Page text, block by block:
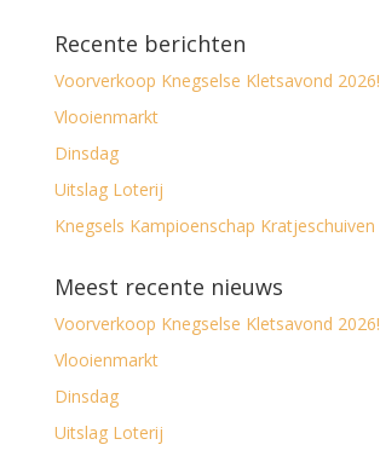
Recente berichten
Voorverkoop Knegselse Kletsavond 2026!
Vlooienmarkt
Dinsdag
Uitslag Loterij
Knegsels Kampioenschap Kratjeschuiven
Meest recente nieuws
Voorverkoop Knegselse Kletsavond 2026!
Vlooienmarkt
Dinsdag
Uitslag Loterij